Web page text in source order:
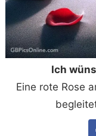
Ich
Eine rote Rose